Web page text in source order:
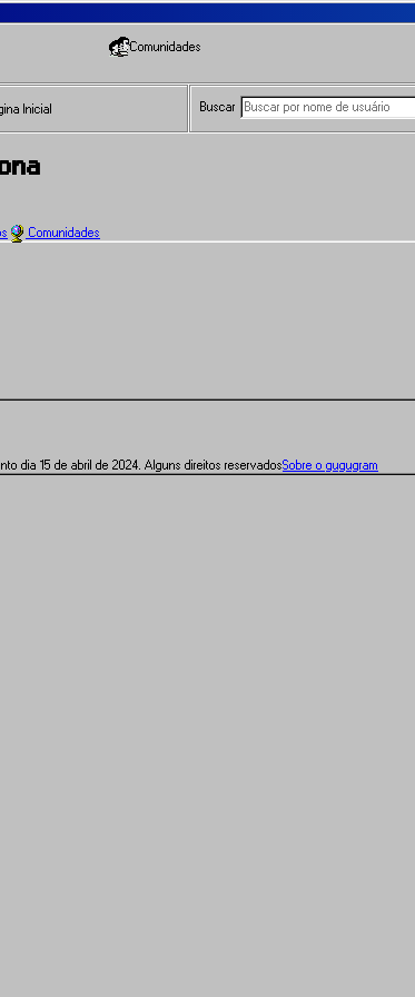
Inicial
Comunidades
Buscar
Comunidades
dia 15 de abril de 2024. Alguns direitos reservadosSobre o gugugram